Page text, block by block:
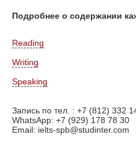
Подробнее о содержании
Reading
Writing
Speaking
Запись по тел. : +7 (812) 332
WhatsApp: +7 (929) 178 78 30
Email: ielts-spb@studinter.com